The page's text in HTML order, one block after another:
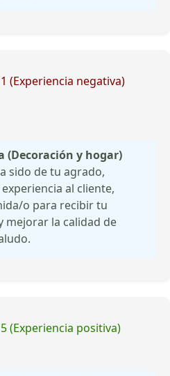
1 (Experiencia negativa)
(Decoración y hogar)
sido de tu agrado,
al cliente,
o para recibir tu
mejorar la calidad de
5 (Experiencia positiva)